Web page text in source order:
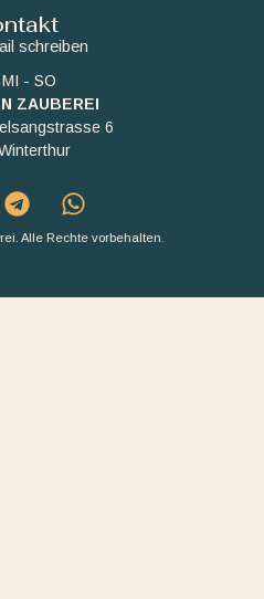
schreiben
MI - SO
ZAUBEREI
6
Alle Rechte vorbehalten.